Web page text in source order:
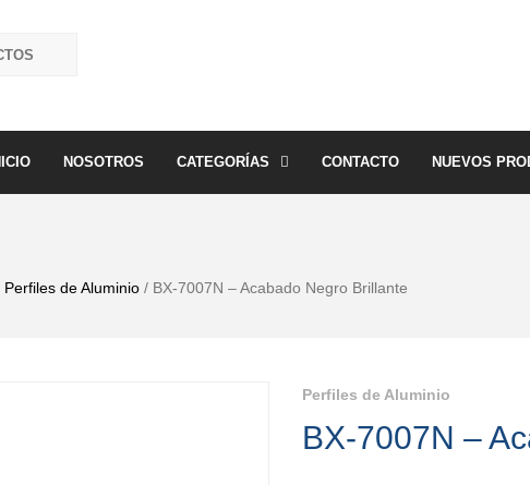
NOSOTROS CATEGORÍAS CONTACTO NUEVOS
Perfiles de Aluminio / BX-7007N – Acabado Negro Brillante
Perfiles de Aluminio
BX-7007N –